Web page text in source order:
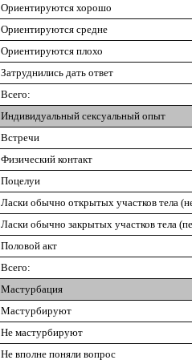
Ориентируются хорошо
Ориентируются средне
Ориентируются плохо
Затруднились дать ответ
Всего:
Индивидуальный сексуальный опыт
Встречи
Физический контакт
Поцелуи
Ласки обычно открытых участков тела
Ласки обычно закрытых участков тела
Половой акт
Всего:
Мастурбация
Мастурбируют
Не мастурбируют
Не вполне поняли вопрос